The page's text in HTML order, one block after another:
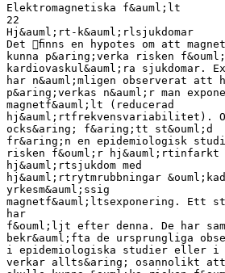
Elektromagnetiska f&auml;lt
22
Hj&auml;rt-k&auml;rlsjukdomar
Det ﬁnns en hypotes om att
kunna p&aring;verka risken
kardiovaskul&auml;ra sjukdomar.
har n&auml;mligen observerat att
p&aring;verkas n&auml;r man
magnetf&auml;lt (reducerad
hj&auml;rtfrekvensvariabilitet).
ocks&aring; f&aring;tt st&ouml;d
fr&aring;n en epidemiologisk
risken f&ouml;r hj&auml;rtinfarkt
hj&auml;rtsjukdom med
hj&auml;rtrytmrubbningar
yrkesm&auml;ssig
magnetf&auml;ltsexponering. Ett
har
f&ouml;ljt efter denna. De har
bekr&auml;fta de ursprungliga
i epidemiologiska studier eller i
verkar allts&aring; osannolikt att